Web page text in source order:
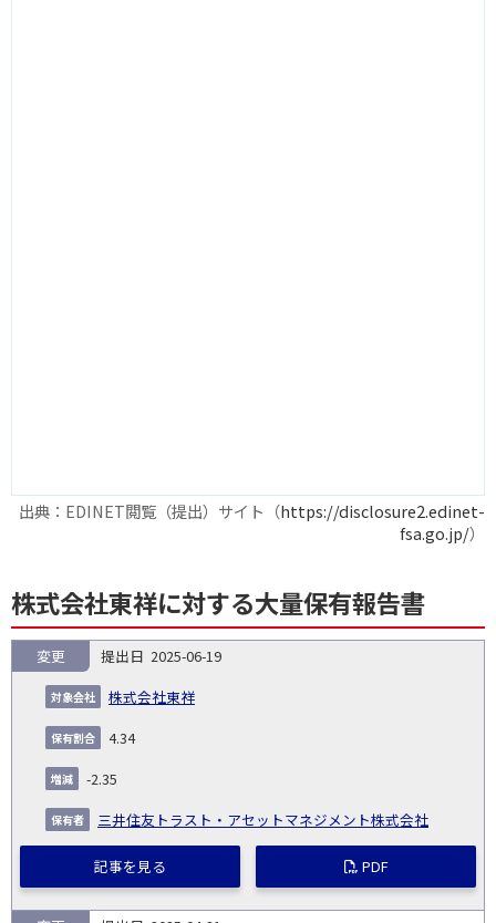
出典：EDINET閲覧（提出）サイト（https://disclosure2.edinet-
fsa.go.jp/）
株式会社東祥に対する大量保有報告書
NO.
告
義
務
発
生
日
提
日
証券
2025-06-19
株式会社東祥
変更
4.34
-2.35
三井住友トラスト・アセットマネジメント株式会社
記事を見る PDF